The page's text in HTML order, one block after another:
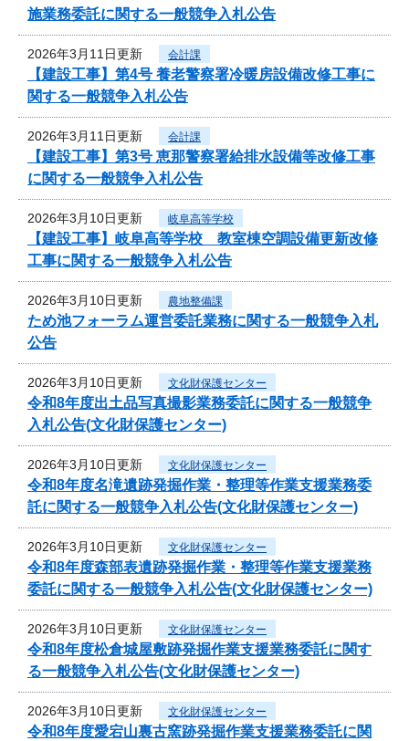
施業務委託に関する一般競争入札公告
2026年3月11日更新 会計課
【建設工事】第4号 養老警察署冷暖房設備改修工事に
関する一般競争入札公告
2026年3月11日更新 会計課
【建設工事】第3号 恵那警察署給排水設備等改修工事
に関する一般競争入札公告
2026年3月10日更新 岐阜高等学校
【建設工事】岐阜高等学校 教室棟空調設備更新改修
工事に関する一般競争入札公告
2026年3月10日更新 農地整備課
ため池フォーラム運営委託業務に関する一般競争入札
公告
2026年3月10日更新 文化財保護センター
令和8年度出土品写真撮影業務委託に関する一般競争
入札公告(文化財保護センター)
2026年3月10日更新 文化財保護センター
令和8年度名滝遺跡発掘作業・整理等作業支援業務委
託に関する一般競争入札公告(文化財保護センター)
2026年3月10日更新 文化財保護センター
令和8年度森部表遺跡発掘作業・整理等作業支援業務
委託に関する一般競争入札公告(文化財保護センター)
2026年3月10日更新 文化財保護センター
令和8年度松倉城屋敷跡発掘作業支援業務委託に関す
る一般競争入札公告(文化財保護センター)
2026年3月10日更新 文化財保護センター
令和8年度愛宕山裏古窯跡発掘作業支援業務委託に関